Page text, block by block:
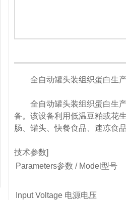
全自动罐头装组织蛋白生产
全自动罐头装组织蛋白生产
备。该设备利用低温豆粕或花
肠、罐头、快餐食品、速冻食
技术参数]
Parameters参数 / Model型号
Input Voltage 电源电压